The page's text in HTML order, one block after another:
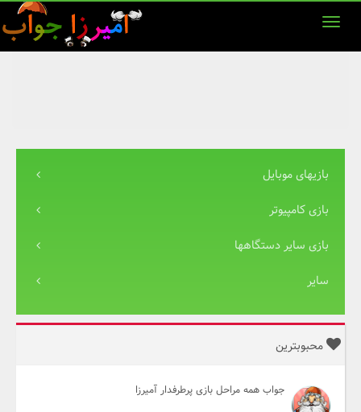
بازیهای موبایل
بازی کامپیوتر
بازی سایر دستگاهها
سایر
محبوبترین
جواب همه مراحل بازی پرطرفدار آمیرزا